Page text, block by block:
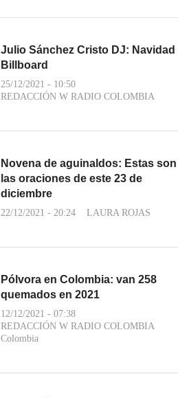
Julio Sánchez Cristo DJ: Navidad
Billboard
25/12/2021 - 10:50
REDACCIÓN W RADIO COLOMBIA
Novena de aguinaldos: Estas son
las oraciones de este 23 de
diciembre
22/12/2021 - 20:24 LAURA ROJAS
Pólvora en Colombia: van 258
quemados en 2021
12/12/2021 - 07:38
REDACCIÓN W RADIO COLOMBIA
Colombia